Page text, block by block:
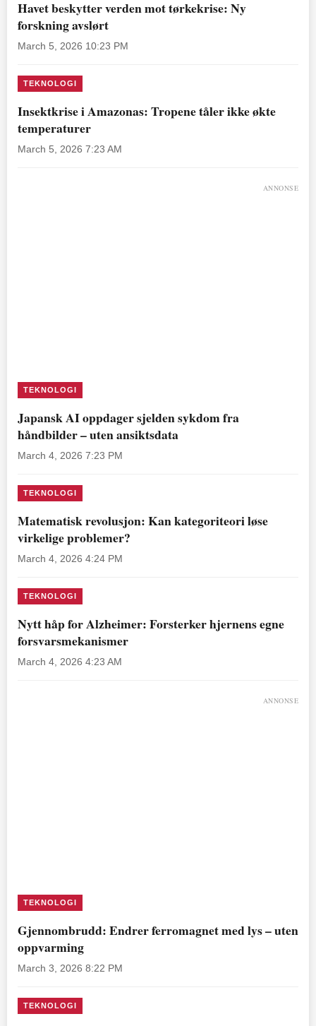
Havet beskytter verden mot tørkekrise: Ny
forskning avslørt
March 5, 2026 10:23 PM
TEKNOLOGI
Insektkrise i Amazonas: Tropene tåler ikke økte
temperaturer
March 5, 2026 7:23 AM
ANNONSE
TEKNOLOGI
Japansk AI oppdager sjelden sykdom fra
håndbilder – uten ansiktsdata
March 4, 2026 7:23 PM
TEKNOLOGI
Matematisk revolusjon: Kan kategoriteori løse
virkelige problemer?
March 4, 2026 4:24 PM
TEKNOLOGI
Nytt håp for Alzheimer: Forsterker hjernens egne
forsvarsmekanismer
March 4, 2026 4:23 AM
ANNONSE
TEKNOLOGI
Gjennombrudd: Endrer ferromagnet med lys – uten
oppvarming
March 3, 2026 8:22 PM
TEKNOLOGI